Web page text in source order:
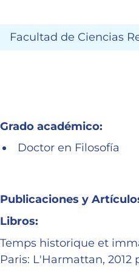
Facultad de Ciencias
Grado académico:
Doctor en Filosofía
Publicaciones y
Libros:
Temps historique et
Paris: L'Harmattan, 2012